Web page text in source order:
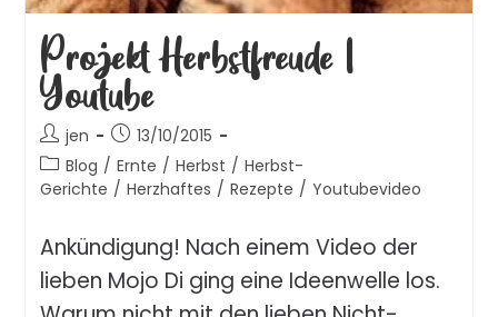
Projekt Herbstfreude |
Youtube
jen
13/10/2015
Blog / Ernte / Herbst / Herbst-
Gerichte / Herzhaftes / Rezepte / Youtubevideo
Ankündigung! Nach einem Video der
lieben Mojo Di ging eine Ideenwelle los.